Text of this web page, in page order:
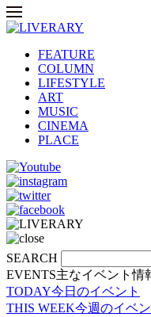
FEATURE
COLUMN
LIFESTYLE
ART
MUSIC
CINEMA
PLACE
SEARCH
EVENTS主なイベント情
TODAY今日のイベント
THIS WEEK今週のイベン